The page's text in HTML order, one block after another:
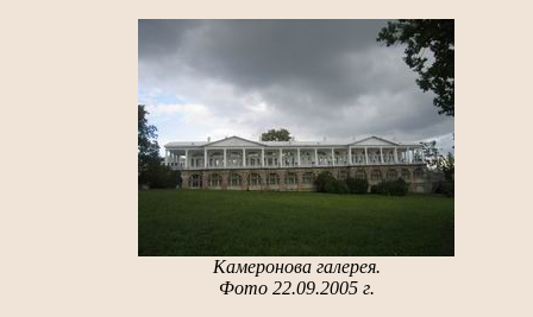
Камеронова галерея.
Фото 22.09.2005 г.